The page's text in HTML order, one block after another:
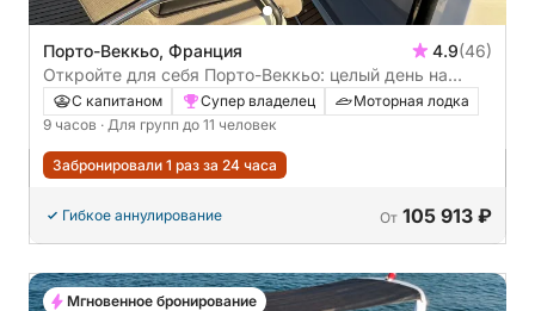
Порто-Веккьо, Франция 4.9(46)
Откройте для себя Порто-Веккьо: целый день на
солнце на моторной лодке.
С капитаном Супер владелец
Моторная лодка
9 часов · Для групп до 11 человек
Забронировали 1 раз за 24 часа
Гибкое аннулирование От 105 913 ₽
Мгновенное бронирование